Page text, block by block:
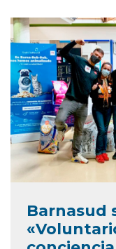
Barnasud